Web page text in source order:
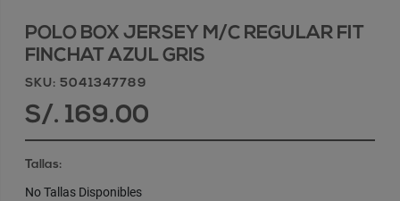
POLO BOX JERSEY M/C REGULAR FIT
FINCHAT AZUL GRIS
SKU: 5041347789
S/. 169.00
Tallas:
No Tallas Disponibles